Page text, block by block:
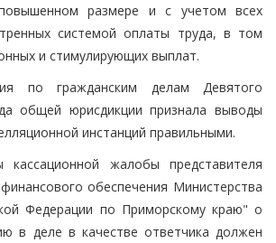
размере и с учетом всех
системой оплаты труда, в том
и стимулирующих выплат.
по гражданским делам Девятого
общей юрисдикции признала выводы
инстанций правильными.
жалобы представителя
обеспечения Министерства
Федерации по Приморскому краю" о
в деле в качестве ответчика должен